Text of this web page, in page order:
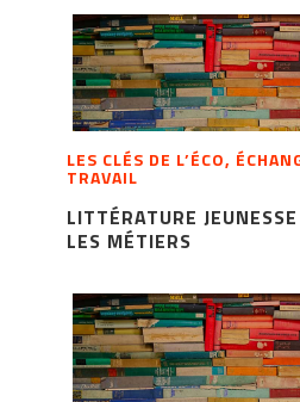
LES CLÉS DE L’ÉCO,
TRAVAIL
LITTÉRATURE
LES MÉTIERS